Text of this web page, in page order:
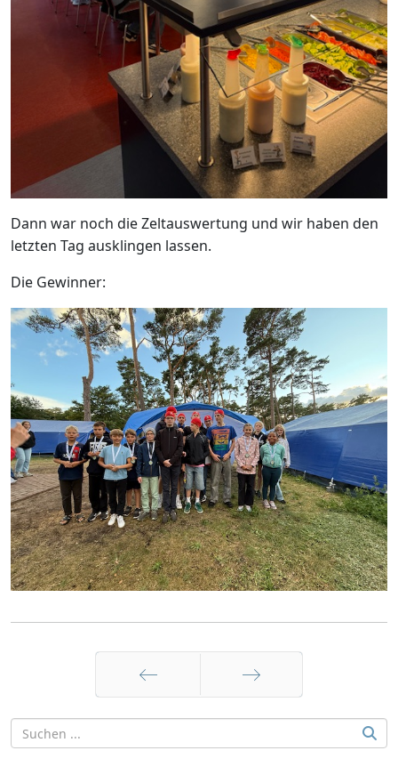
Dann war noch die Zeltauswertung und wir haben den
letzten Tag ausklingen lassen.
Die Gewinner:
Zurück Weiter